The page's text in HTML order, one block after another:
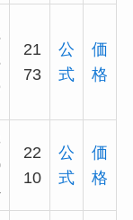
21
73
公
式
価
格
22
10
公
式
価
格